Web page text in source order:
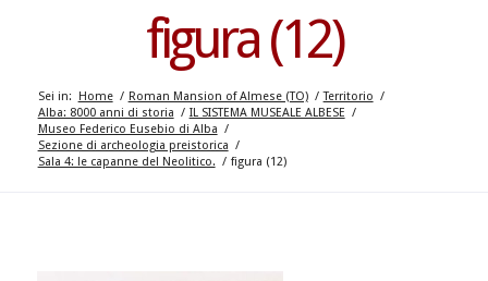
figura (12)
Sei in: Home / Roman Mansion of Almese (TO) / Territorio /
Alba: 8000 anni di storia / IL SISTEMA MUSEALE ALBESE /
Museo Federico Eusebio di Alba /
Sezione di archeologia preistorica /
Sala 4: le capanne del Neolitico. / figura (12)